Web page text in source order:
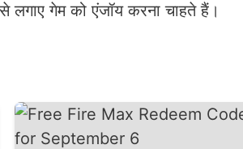
लगाए गेम को एंजॉय करना चाहते हैं।